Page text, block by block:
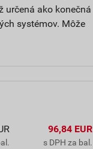
určená ako konečná
systémov. Môže
96,84 EUR
s DPH za bal.